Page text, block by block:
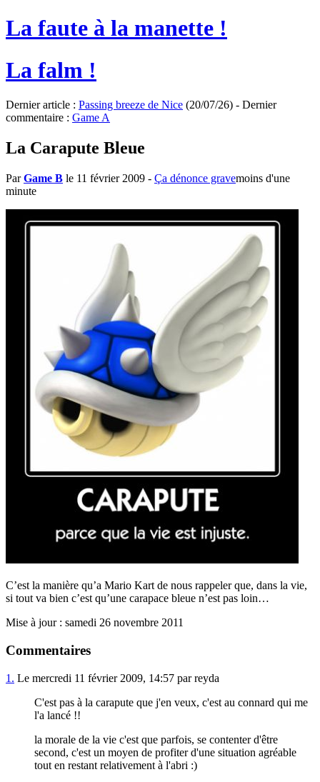
La faute à la manette !
La falm !
Dernier article : Passing breeze de Nice (20/07/26) - Dernier
commentaire : Game A
La Carapute Bleue
ParGame B le 11 février 2009 - Ça dénonce gravemoins d'une
minute
C’est la manière qu’a Mario Kart de nous rappeler que, dans la vie,
si tout va bien c’est qu’une carapace bleue n’est pas loin…
Mise à jour : samedi 26 novembre 2011
Commentaires
1. Le mercredi 11 février 2009, 14:57 par reyda
C'est pas à la carapute que j'en veux, c'est au connard qui me
l'a lancé !!
la morale de la vie c'est que parfois, se contenter d'être
second, c'est un moyen de profiter d'une situation agréable
tout en restant relativement à l'abri :)